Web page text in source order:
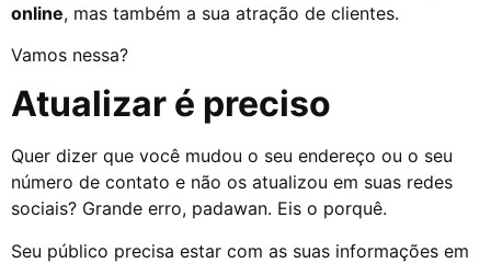
online, mas também a sua atração de clientes.
Vamos nessa?
Atualizar é preciso
Quer dizer que você mudou o seu endereço ou o seu
número de contato e não os atualizou em suas redes
sociais? Grande erro, padawan. Eis o porquê.
Seu público precisa estar com as suas informações em